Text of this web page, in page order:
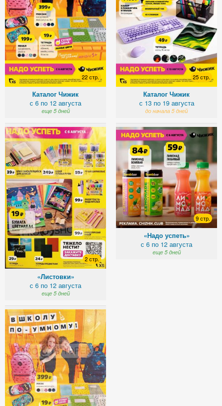
22 стр.
Каталог Чижик
с 6 по 12 августа
еще 5 дней
25 стр.
Каталог Чижик
с 13 по 19 августа
до начала 5 дней
2 стр.
«Листовки»
с 6 по 12 августа
еще 5 дней
9 стр.
«Надо успеть»
с 6 по 12 августа
еще 5 дней